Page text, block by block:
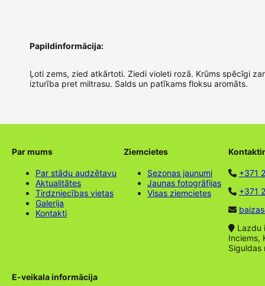
Papildinformācija:
Ļoti zems, zied atkārtoti. Ziedi violeti rozā. Krūms spēcīgi
izturība pret miltrasu. Salds un patīkams floksu aromāts.
Par mums
Par stādu audzētavu
Aktualitātes
Tirdzniecības vietas
Galerija
Kontakti
Ziemcietes
Sezonas jaunumi
Jaunas fotogrāfijas
Visas ziemcietes
+371
+371
Lazdu
Inciems,
Siguldas
E-veikala informācija